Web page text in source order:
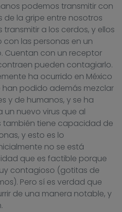
podemos transmitir con
de la gripe entre nosotros
a los cerdos, y ellos
las personas en un
Cuentan con un receptor
pueden contagiarlo.
ha ocurrido en México
han podido además mezclar
y de humanos, y se ha
nuevo virus que al
también tiene capacidad de
y esto es lo
no se está
que es factible porque
contagioso (gotitas de
Pero sí es verdad que
de una manera notable, y